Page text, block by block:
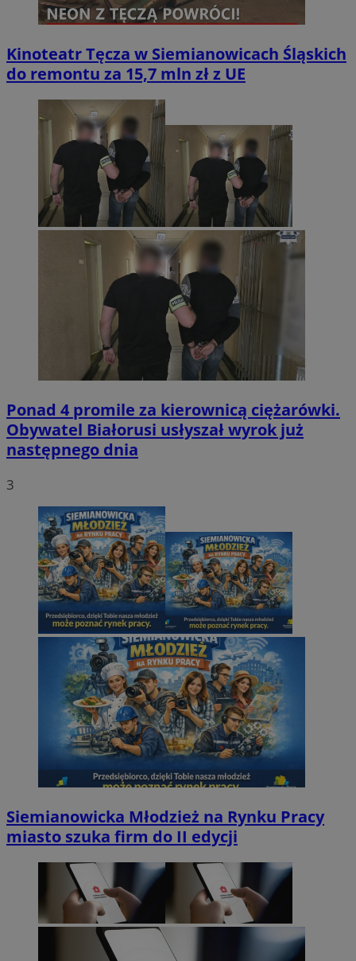
Kinoteatr Tęcza w Siemianowicach Śląskich
do remontu za 15,7 mln zł z UE
Ponad 4 promile za kierownicą ciężarówki.
Obywatel Białorusi usłyszał wyrok już
następnego dnia
3
Siemianowicka Młodzież na Rynku Pracy
miasto szuka firm do II edycji